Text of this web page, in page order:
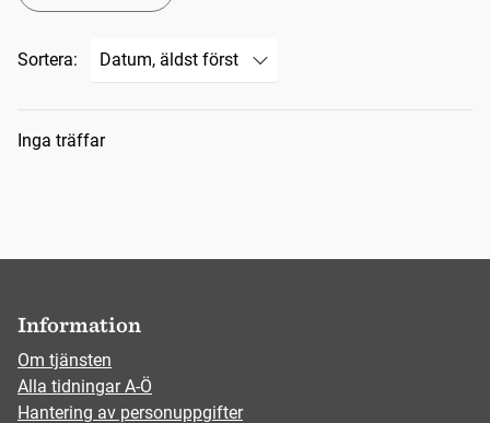
Sortera:
Sökresultat
Inga träffar
Information
Om tjänsten
Alla tidningar A-Ö
Hantering av personuppgifter